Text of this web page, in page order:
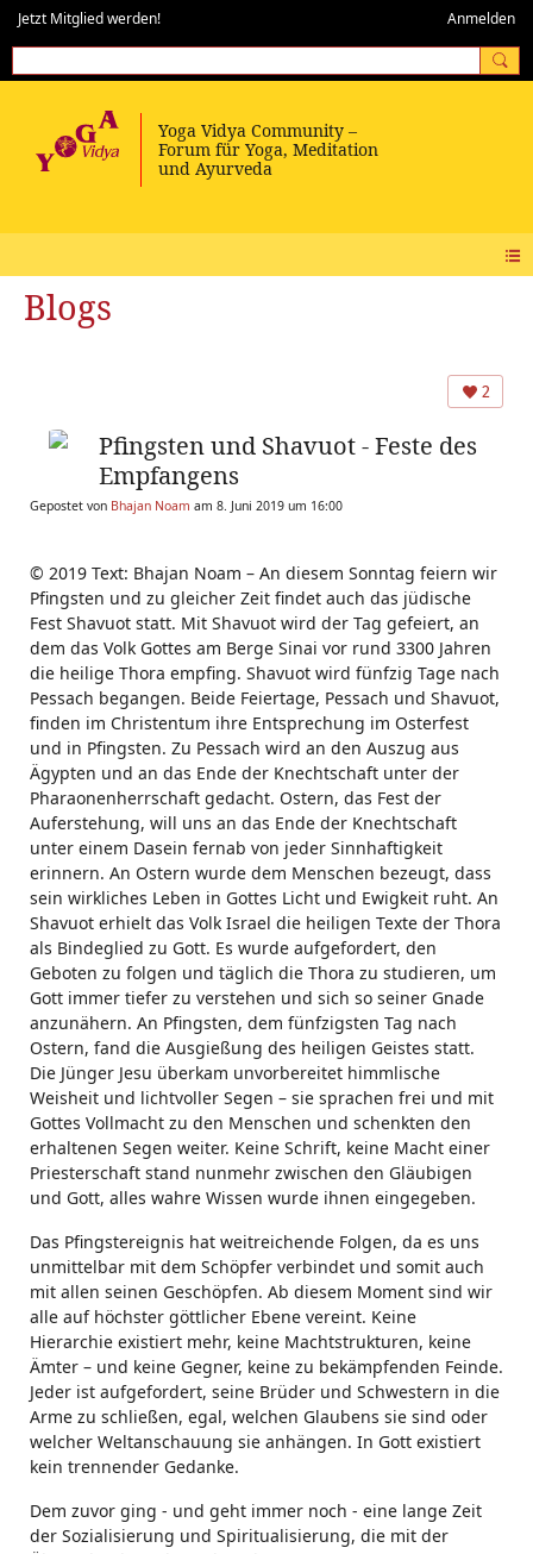
Jetzt Mitglied werden! Anmelden
Blogs
2
Pfingsten und Shavuot - Feste des
Empfangens
Gepostet von Bhajan Noam am 8. Juni 2019 um 16:00
© 2019 Text: Bhajan Noam – An diesem Sonntag feiern wir
Pfingsten und zu gleicher Zeit findet auch das jüdische
Fest Shavuot statt. Mit Shavuot wird der Tag gefeiert, an
dem das Volk Gottes am Berge Sinai vor rund 3300 Jahren
die heilige Thora empfing. Shavuot wird fünfzig Tage nach
Pessach begangen. Beide Feiertage, Pessach und Shavuot,
finden im Christentum ihre Entsprechung im Osterfest
und in Pfingsten. Zu Pessach wird an den Auszug aus
Ägypten und an das Ende der Knechtschaft unter der
Pharaonenherrschaft gedacht. Ostern, das Fest der
Auferstehung, will uns an das Ende der Knechtschaft
unter einem Dasein fernab von jeder Sinnhaftigkeit
erinnern. An Ostern wurde dem Menschen bezeugt, dass
sein wirkliches Leben in Gottes Licht und Ewigkeit ruht. An
Shavuot erhielt das Volk Israel die heiligen Texte der Thora
als Bindeglied zu Gott. Es wurde aufgefordert, den
Geboten zu folgen und täglich die Thora zu studieren, um
Gott immer tiefer zu verstehen und sich so seiner Gnade
anzunähern. An Pfingsten, dem fünfzigsten Tag nach
Ostern, fand die Ausgießung des heiligen Geistes statt.
Die Jünger Jesu überkam unvorbereitet himmlische
Weisheit und lichtvoller Segen – sie sprachen frei und mit
Gottes Vollmacht zu den Menschen und schenkten den
erhaltenen Segen weiter. Keine Schrift, keine Macht einer
Priesterschaft stand nunmehr zwischen den Gläubigen
und Gott, alles wahre Wissen wurde ihnen eingegeben.
Das Pfingstereignis hat weitreichende Folgen, da es uns
unmittelbar mit dem Schöpfer verbindet und somit auch
mit allen seinen Geschöpfen. Ab diesem Moment sind wir
alle auf höchster göttlicher Ebene vereint. Keine
Hierarchie existiert mehr, keine Machtstrukturen, keine
Ämter – und keine Gegner, keine zu bekämpfenden Feinde.
Jeder ist aufgefordert, seine Brüder und Schwestern in die
Arme zu schließen, egal, welchen Glaubens sie sind oder
welcher Weltanschauung sie anhängen. In Gott existiert
kein trennender Gedanke.
Dem zuvor ging - und geht immer noch - eine lange Zeit
der Sozialisierung und Spiritualisierung, die mit der